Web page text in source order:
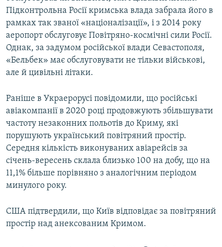
Підконтрольна Росії кримська влада забрала його в
рамках так званої «націоналізації», і з 2014 року
аеропорт обслуговує Повітряно-космічні сили Росії.
Однак, за задумом російської влади Севастополя,
«Бельбек» має обслуговувати не тільки військові,
але й цивільні літаки.
Раніше в Украерорусі повідомили, що російські
авіакомпанії в 2020 році продовжують збільшувати
частоту незаконних польотів до Криму, які
порушують український повітряний простір.
Середня кількість виконуваних авіарейсів за
січень-вересень склала близько 100 на добу, що на
11,1% більше порівняно з аналогічним періодом
минулого року.
США підтвердили, що Київ відповідає за повітряний
простір над анексованим Кримом.